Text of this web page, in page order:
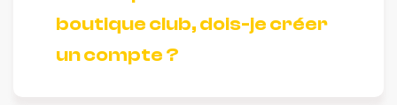
boutique club, dois-je créer
un compte ?